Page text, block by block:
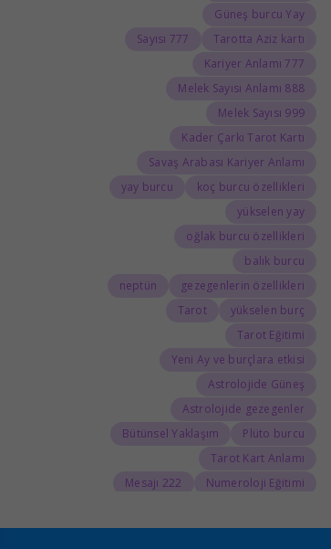
Güneş burcu Yay
Tarotta Aziz kartı
777 Sayısı
777 Kariyer Anlamı
888 Melek Sayısı Anlamı
999 Melek Sayısı
Kader Çarkı Tarot Kartı
Savaş Arabası Kariyer Anlamı
koç burcu özellikleri
yay burcu
yükselen yay
oğlak burcu özellikleri
balık burcu
gezegenlerin özellikleri
neptün
yükselen burç
Tarot
Tarot Eğitimi
Yeni Ay ve burçlara etkisi
Astrolojide Güneş
Astrolojide gezegenler
Plüto burcu
Bütünsel Yaklaşım
Tarot Kart Anlamı
Numeroloji Eğitimi
222 Mesajı
888 Kariyer Anlamı